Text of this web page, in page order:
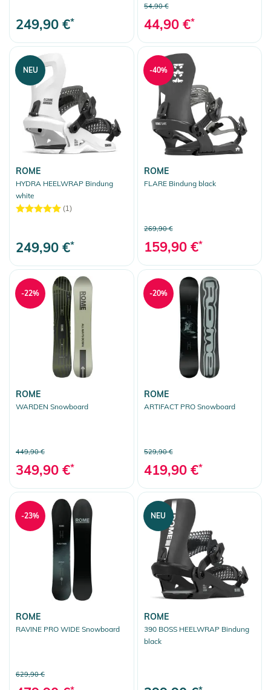
249,90 €*
54,90 €
44,90 €*
ROME
HYDRA HEELWRAP Bindung
white
(1)
249,90 €*
NEU
ROME
FLARE Bindung black
269,90 €
159,90 €*
-40%
ROME
WARDEN Snowboard
449,90 €
349,90 €*
-22%
ROME
ARTIFACT PRO Snowboard
529,90 €
419,90 €*
-20%
ROME
RAVINE PRO WIDE Snowboard
629,90 €
-23%
ROME
390 BOSS HEELWRAP Bindung
black
NEU